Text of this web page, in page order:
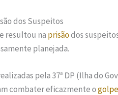
dos Suspeitos
resultou na prisãodos
planejada.
pela 37ª DP (Ilha do
combater eficazmente ogolpe